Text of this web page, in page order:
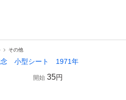
その他
念 小型シート 1971年
開始 35円